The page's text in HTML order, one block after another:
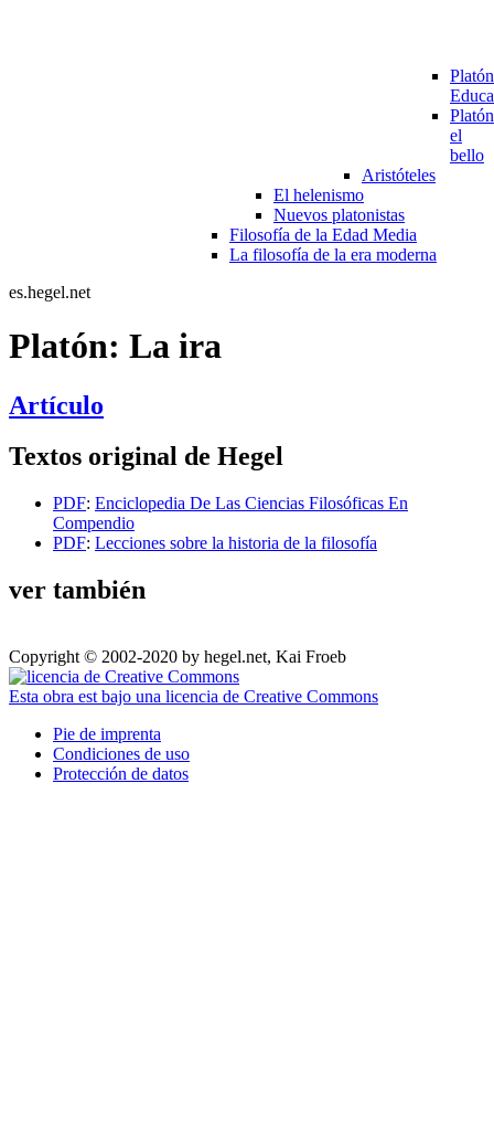
el
bello
Aristóteles
El helenismo
Nuevos platonistas
Filosofía de la Edad Media
La filosofía de la era moderna
es.hegel.net
Platón: La ira
Artículo
Textos original de Hegel
PDF: Enciclopedia De Las Ciencias Filosóficas En
Compendio
PDF: Lecciones sobre la historia de la filosofía
ver también
Copyright © 2002-2020 by hegel.net, Kai Froeb
Esta obra est bajo una licencia de Creative Commons
Pie de imprenta
Condiciones de uso
Protección de datos